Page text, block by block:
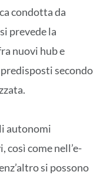
condotta da
prevede la
nuovi hub e
secondo
autonomi
come nell’e-
si possono